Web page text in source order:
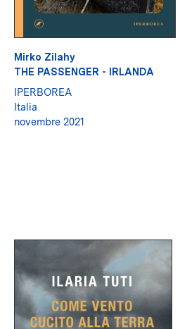
Mirko Zilahy
THE PASSENGER - IRLANDA
IPERBOREA
Italia
novembre 2021